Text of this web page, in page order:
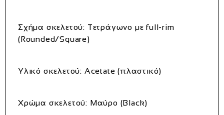
Σχήμα σκελετού: Τετράγωνο με full‑rim
(Rounded/Square)
Υλικό σκελετού: Acetate (πλαστικό)
Χρώμα σκελετού: Μαύρο (Black)